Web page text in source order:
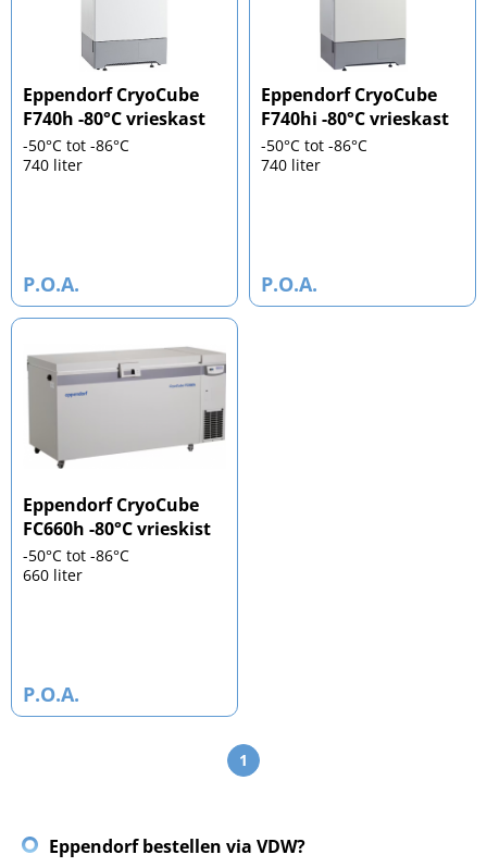
Eppendorf CryoCube
F740h -80°C vrieskast
-50°C tot -86°C
740 liter
P.O.A.
Eppendorf CryoCube
F740hi -80°C vrieskast
-50°C tot -86°C
740 liter
P.O.A.
Eppendorf CryoCube
FC660h -80°C vrieskist
-50°C tot -86°C
660 liter
P.O.A.
1
Eppendorf bestellen via VDW?